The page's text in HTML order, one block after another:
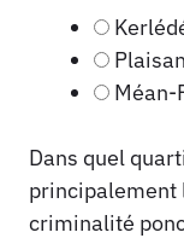
Méan-
Dans quel
principalement
criminalité